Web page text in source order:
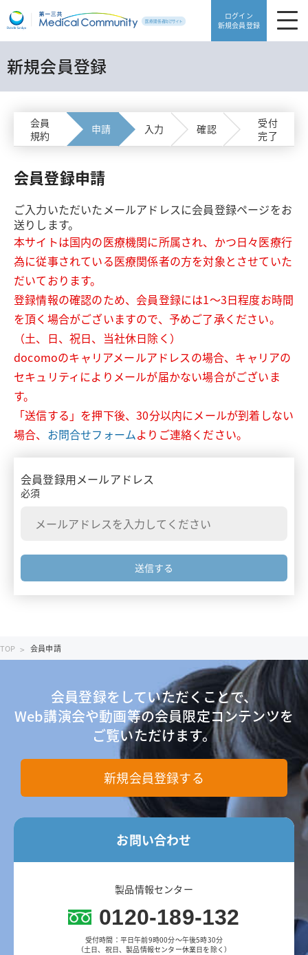
ログイン
新規会員登録
製品・安全性情報
製品・安全性情報TOP
販売中止品・予定一覧
使用期限検索
添付文書ダウンロード
よくあるご質問
安全性情報
お知らせ
主要製品一覧
リクシアナ
ベルソムラ
ダトロウェイ
血栓症
高血圧・糖尿病
片頭痛・てんかん・不眠症
骨粗鬆症・リウマチ
疼痛・がん疼痛
がん
がん骨転移・骨巨細胞腫
感染症
痙縮
遺伝性疾患
炎症性腸疾患
バイオシミラー
ワクチン
Web講演会
動画ライブラリ
医療サポート
医療サポートTOP
がんゲノム医療トピックス
医療関係者と患者さんのコミュニケーション
胃癌HER2診断
診療報酬ニュース
押さえておきたい医療安全のポイント
情報誌BRIDGE
わかる！医療制度
スキルアップ講座
ガイドライン情報
ターニングポイントで考える診療アプローチ
患者さんを多面的に診るためのMulti-Angle Approach
患者さんとチームでつくるClinical Story
患者サポート
患者サポートTOP
患者さん向け資材
疾患啓発サイト・患者さん向けサイト
新規会員登録
会員
規約
申請 入力 確認
受付
完了
会員登録申請
ご入力いただいたメールアドレスに会員登録ページをお
送りします。
本サイトは国内の医療機関に所属され、かつ日々医療行
為に従事されている医療関係者の方を対象とさせていた
だいております。
登録情報の確認のため、会員登録には1～3日程度お時間
を頂く場合がございますので、予めご了承ください。
（土、日、祝日、当社休日除く）
docomoのキャリアメールアドレスの場合、キャリアの
セキュリティによりメールが届かない場合がございま
す。
「送信する」を押下後、30分以内にメールが到着しない
場合、 お問合せフォームよりご連絡ください。
会員登録用メールアドレス
必須
TOP 会員申請
会員登録をしていただくことで、
Web講演会や動画等の会員限定コンテンツを
ご覧いただけます。
新規会員登録する
お問い合わせ
製品情報センター
0120-189-132
受付時間：平日午前9時00分～午後5時30分
（土日、祝日、製品情報センター休業日を除く）